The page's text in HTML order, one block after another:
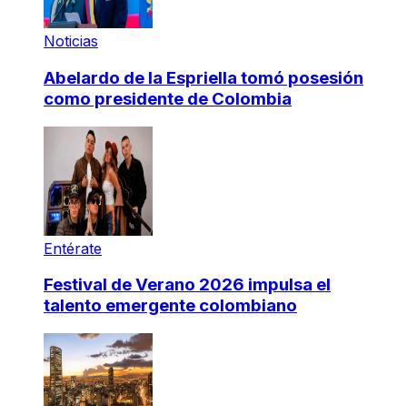
Noticias
Abelardo de la Espriella tomó posesión
como presidente de Colombia
Entérate
Festival de Verano 2026 impulsa el
talento emergente colombiano